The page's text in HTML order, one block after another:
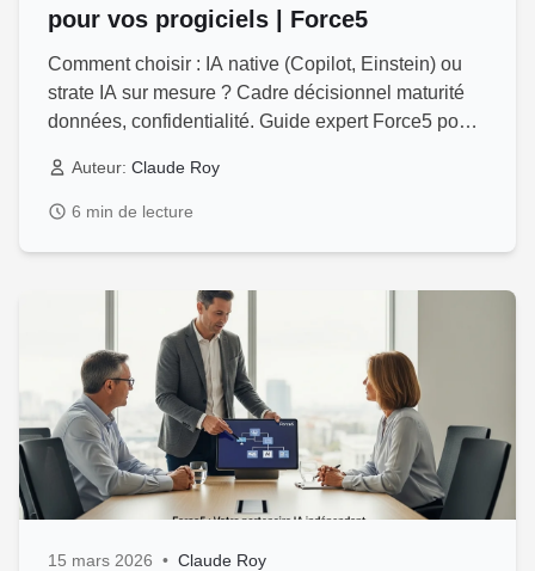
pour vos progiciels | Force5
Comment choisir : IA native (Copilot, Einstein) ou
strate IA sur mesure ? Cadre décisionnel maturité
données, confidentialité. Guide expert Force5 pour
Auteur: Claude Roy
6 min de lecture
15 mars 2026 • Claude Roy